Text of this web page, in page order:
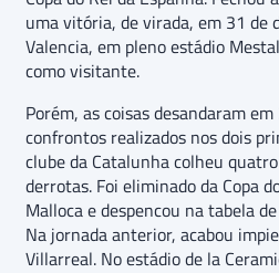
uma vitória, de virada, em 31 de
Valencia, em pleno estádio
como visitante.
Porém, as coisas desandaram
confrontos realizados nos dois
clube da Catalunha colheu
derrotas. Foi eliminado da Copa
Malloca e despencou na tabela
Na jornada anterior, acabou
Villarreal. No estádio de la